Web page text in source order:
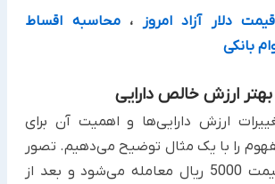
قیمت دلار آزاد امروز ،محاسبه اقساط
بانکی
بهتر ارزش خالص دارایی
ارزش دارایی‌ها و اهمیت آن برای
را با یک مثال توضیح می‌دهیم. تصور
کنید سهمی با قیمت 5000 ریال معامله می‌شود و بعد از